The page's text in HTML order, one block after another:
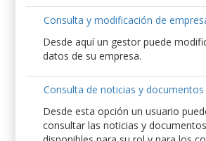
Consulta y modificación de
Desde aquí un gestor puede
datos de su empresa.
Consulta de noticias y documentos
Desde esta opción un usuario
consultar las noticias y documentos